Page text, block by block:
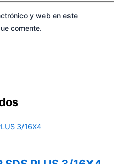
y web en este
comente.